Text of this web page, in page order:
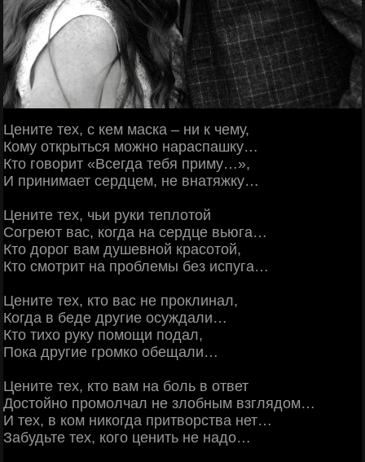
Цените тех, с кем маска – ни к чему,
Кому открыться можно нараспашку…
Кто говорит «Всегда тебя приму…»,
И принимает сердцем, не внатяжку…
Цените тех, чьи руки теплотой
Согреют вас, когда на сердце вьюга…
Кто дорог вам душевной красотой,
Кто смотрит на проблемы без испуга…
Цените тех, кто вас не проклинал,
Когда в беде другие осуждали…
Кто тихо руку помощи подал,
Пока другие громко обещали…
Цените тех, кто вам на боль в ответ
Достойно промолчал не злобным взглядом…
И тех, в ком никогда притворства нет…
Забудьте тех, кого ценить не надо…